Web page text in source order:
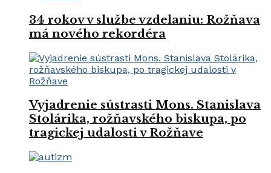
34 rokov v službe vzdelaniu: Rožňava
má nového rekordéra
Vyjadrenie sústrasti Mons. Stanislava
Stolárika, rožňavského biskupa, po
tragickej udalosti v Rožňave